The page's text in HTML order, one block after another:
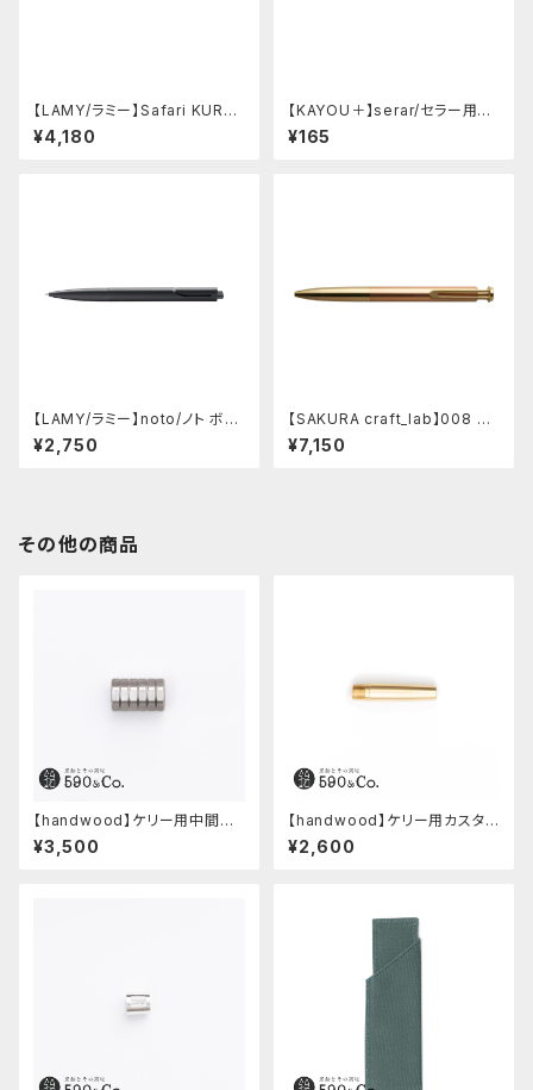
【LAMY/ラミー】Safari KURU
TOGA inside シャープペンシ
ル (ビスタ)
¥4,180
【KAYOU＋】serar/セラー用リ
フィル
¥165
【LAMY/ラミー】noto/ノト ボー
ルペン・限定色 (オールブラック)
¥2,750
【SAKURA craft_lab】008 ゲ
ルインキボールペン (アシッドピ
ンク)
¥7,150
その他の商品
【handwood】ケリー用中間パ
ーツ/カスタムグリップ (八角形/
ステンレス)
¥3,500
【handwood】ケリー用カスタム
後軸 (真鍮)
¥2,600